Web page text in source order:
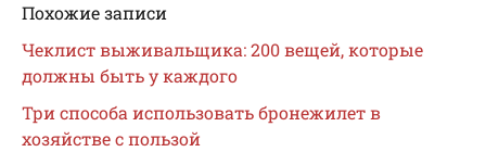
Похожие записи
Чеклист выживальщика: 200 вещей, которые
должны быть у каждого
Три способа использовать бронежилет в
хозяйстве с пользой